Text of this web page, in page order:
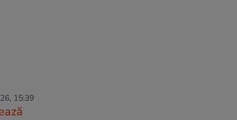
15:39